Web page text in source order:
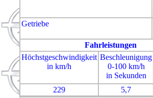
Getriebe
Fahrleistungen
Höchstgeschwindigkeit
in km/h
Beschleunigung
0-100 km/h
in Sekunden
229
5,7